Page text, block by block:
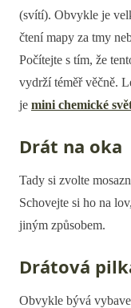
(svítí). Obvykle je
čtení mapy za tmy
Počítejte s tím, že
vydrží téměř věčně.
je mini chemické
Drát na oka
Tady si zvolte
Schovejte si ho na
jiným způsobem.
Drátová
Obvykle bývá